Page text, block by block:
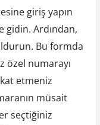
giriş yapın
gidin. Ardından,
Bu formda
özel numarayı
etmeniz
müsait
seçtiğiniz